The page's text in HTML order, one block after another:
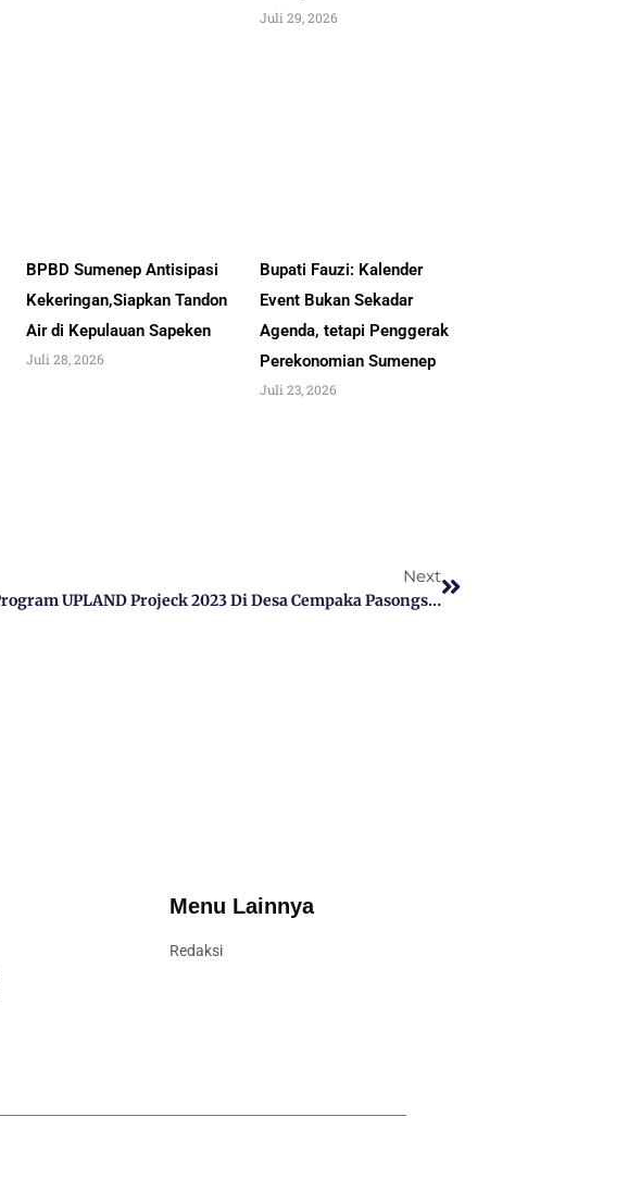
Juli 29, 2026
BPBD Sumenep Antisipasi
Kekeringan,Siapkan Tandon
Air di Kepulauan Sapeken
Juli 28, 2026
Bupati Fauzi: Kalender
Event Bukan Sekadar
Agenda, tetapi Penggerak
Perekonomian Sumenep
Juli 23, 2026
Next
Panen Bawang Merah Program UPLAND Projeck 2023 Di Desa Cempaka Pasongsongan
Menu Lainnya
Redaksi